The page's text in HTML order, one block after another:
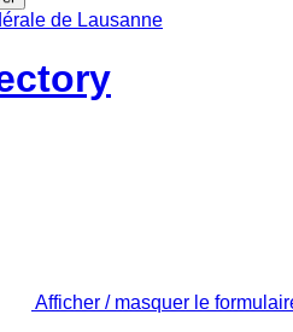
Afficher / masquer le